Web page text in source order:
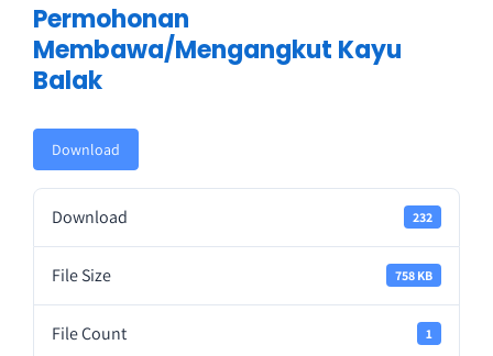
Sumber Maklumat
Perolehan
Warga LPKP
Maklum balas
Permohonan
Membawa/Mengangkut Kayu
Balak
Download
Download 232
File Size 758 KB
File Count 1